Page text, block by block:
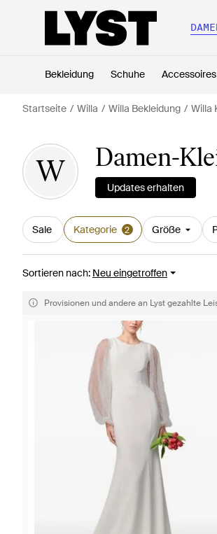
Bekleidung Schuhe Accessoires
Startseite Willa Willa Bekleidung Willa
W Damen-
Updates erhalten
Sale Kategorie 2 Größe
Sortieren nach: Neu eingetroffen
Provisionen und andere an Lyst gezahlte